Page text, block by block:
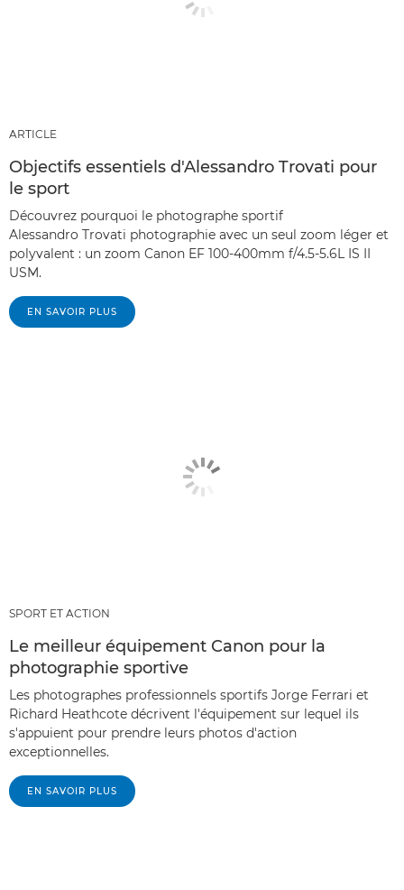
ARTICLE
Objectifs essentiels d'Alessandro Trovati pour
le sport
Découvrez pourquoi le photographe sportif
Alessandro Trovati photographie avec un seul zoom léger et
polyvalent : un zoom Canon EF 100-400mm f/4.5-5.6L IS II
USM.
EN SAVOIR PLUS
SPORT ET ACTION
Le meilleur équipement Canon pour la
photographie sportive
Les photographes professionnels sportifs Jorge Ferrari et
Richard Heathcote décrivent l'équipement sur lequel ils
s'appuient pour prendre leurs photos d'action
exceptionnelles.
EN SAVOIR PLUS